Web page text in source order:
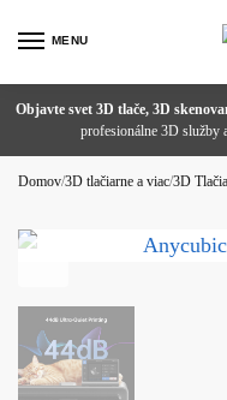
MENU
Objavte svet 3D tlače, 3D
profesionálne 3D služby
od 1,99 €
Zľava 1 % pri platbe prevodom!
Potrebujete poradiť alebo ste
Domov/3D tlačiarne a viac/3D